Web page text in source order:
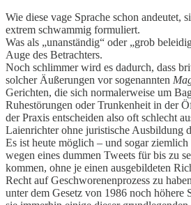
Wie diese vage Sprache schon andeutet,
extrem schwammig formuliert.
Was als „unanständig“ oder „grob
Auge des Betrachters.
Noch schlimmer wird es dadurch, dass
solcher Äußerungen vor sogenannten
Gerichten, die sich normalerweise um
Ruhestörungen oder Trunkenheit in der
der Praxis entscheiden also oft schlecht
Laienrichter ohne juristische Ausbildung
Es ist heute möglich – und sogar
wegen eines dummen Tweets für bis zu
kommen, ohne je einen ausgebildeten
Recht auf Geschworenenprozess zu
unter dem Gesetz von 1986 noch höhere